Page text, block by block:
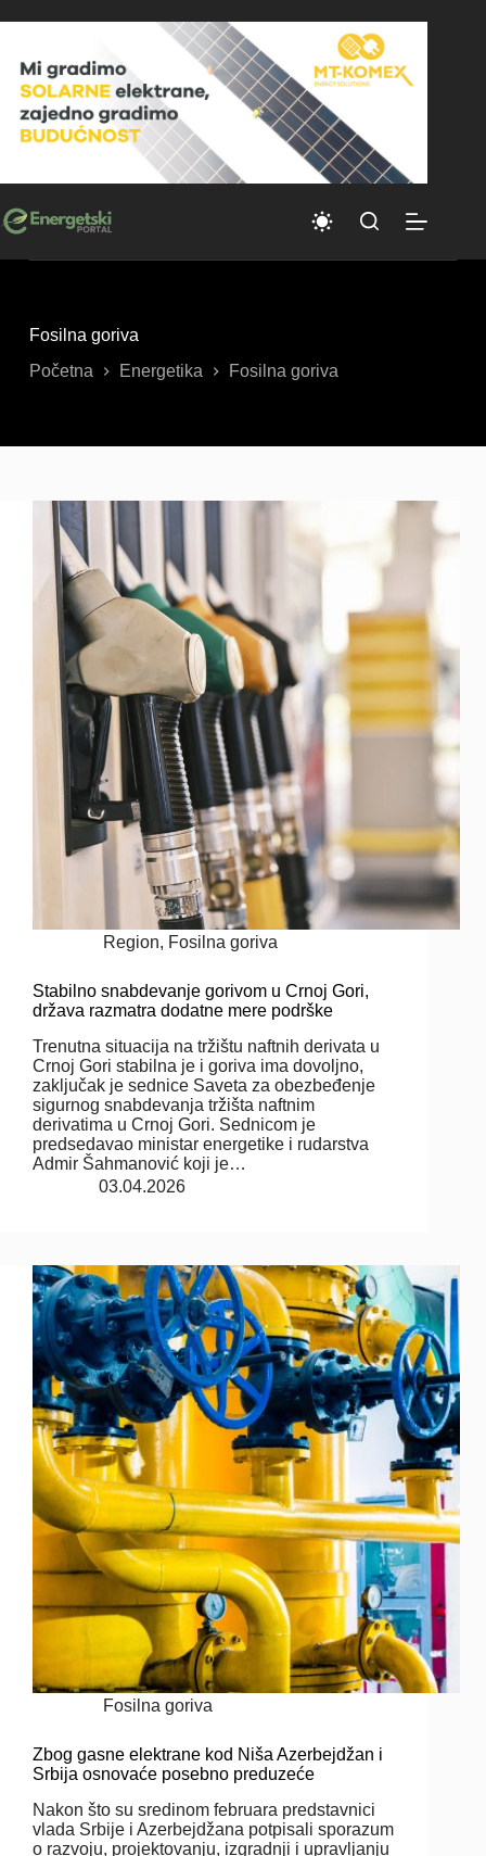
to
Fosilna goriva
Početna
Energetika Fosilna goriva
Region, Fosilna goriva
Stabilno snabdevanje gorivom u Crnoj Gori,
država razmatra dodatne mere podrške
Trenutna situacija na tržištu naftnih derivata u
Crnoj Gori stabilna je i goriva ima dovoljno,
zaključak je sednice Saveta za obezbeđenje
sigurnog snabdevanja tržišta naftnim
derivatima u Crnoj Gori. Sednicom je
predsedavao ministar energetike i rudarstva
Admir Šahmanović koji je…
03.04.2026
Fosilna goriva
Zbog gasne elektrane kod Niša Azerbejdžan i
Srbija osnovaće posebno preduzeće
Nakon što su sredinom februara predstavnici
vlada Srbije i Azerbejdžana potpisali sporazum
o razvoju, projektovanju, izgradnji i upravljanju